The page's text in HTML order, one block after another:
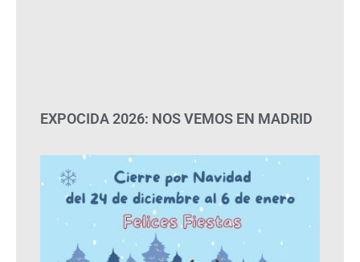
EXPOCIDA 2026: NOS VEMOS EN MADRID